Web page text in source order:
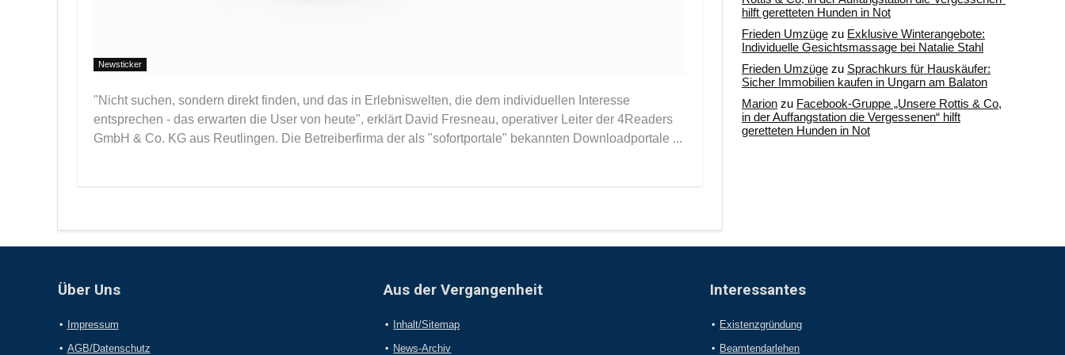
Newsticker
"Nicht suchen, sondern direkt finden, und das in Erlebniswelten, die dem individuellen Interesse
entsprechen - das erwarten die User von heute", erklärt David Fresneau, operativer Leiter der 4Readers
GmbH & Co. KG aus Reutlingen. Die Betreiberfirma der als "sofortportale" bekannten Downloadportale ...
hilft geretteten Hunden in Not
Frieden Umzüge zu Exklusive Winterangebote:
Individuelle Gesichtsmassage bei Natalie Stahl
Frieden Umzüge zu Sprachkurs für Hauskäufer:
Sicher Immobilien kaufen in Ungarn am Balaton
Marion zu Facebook-Gruppe „Unsere Rottis & Co,
in der Auffangstation die Vergessenen“ hilft
geretteten Hunden in Not
Über Uns
Impressum
AGB/Datenschutz
Aus der Vergangenheit
Inhalt/Sitemap
News-Archiv
Interessantes
Existenzgründung
Beamtendarlehen